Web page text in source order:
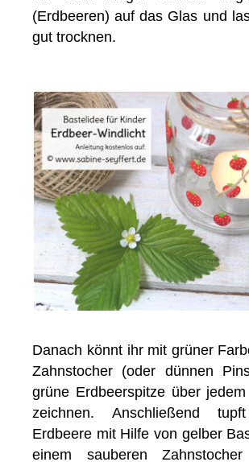
(Erdbeeren) auf das Glas und
gut trocknen.
Danach könnt ihr mit grüner
Zahnstocher (oder dünnen
grüne Erdbeerspitze über
zeichnen. Anschließend
Erdbeere mit Hilfe von gelber
einem sauberen Zahnstocher